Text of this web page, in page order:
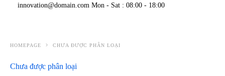
innovation@domain.com Mon - Sat : 08:00 - 18:00
HOMEPAGE CHƯA ĐƯỢC PHÂN LOẠI
Chưa được phân loại